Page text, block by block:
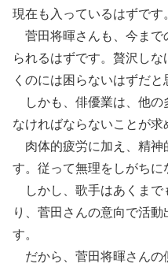
現在も入っているはずです
菅田将暉さんも、 今まで
られるはずです。 贅沢しな
くのには困らないはずだと
しかも、俳優業は、 他の
なければならないことが求
肉体的疲労に加え、精神
す。 従って無理をしがちに
しかし、歌手はあくまで
り、 菅田さんの意向で活動
す。
だから、 菅田将暉さんの